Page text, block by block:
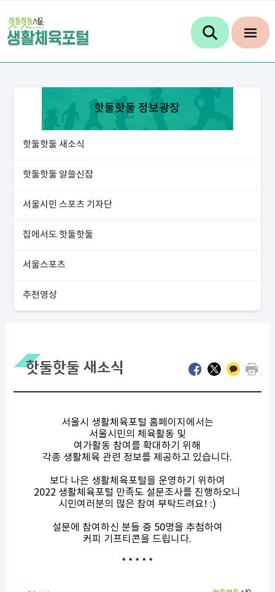
핫둘핫둘 정보광장
핫둘핫둘 새소식
핫둘핫둘 알쓸신잡
서울시민 스포츠 기자단
집에서도 핫둘핫둘
서울스포츠
추천영상
핫둘핫둘 새소식
서울시 생활체육포털 홈페이지에서는
서울시민의 체육활동 및
여가활동 참여를 확대하기 위해
각종 생활체육 관련 정보를 제공하고 있습니다.
보다 나은 생활체육포털을 운영하기 위하여
2022 생활체육포털 만족도 설문조사를 진행하오니
시민여러분의 많은 참여 부탁드려요! :)
설문에 참여하신 분들 중 50명을 추첨하여
커피 기프티콘을 드립니다.
* * * * *